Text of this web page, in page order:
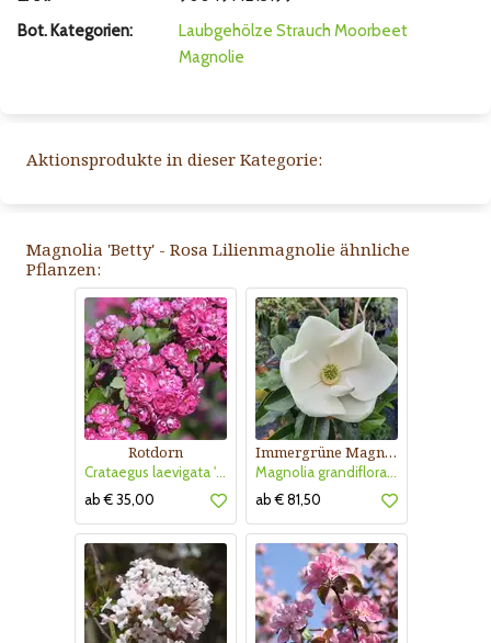
Bot. Kategorien:
Laubgehölze Strauch Moorbeet
Magnolie
Aktionsprodukte in dieser Kategorie:
Magnolia 'Betty' - Rosa Lilienmagnolie ähnliche
Pflanzen:
Rotdorn
Crataegus laevigata 'Pauls Scarlet'
ab € 35,00
Immergrüne Magnolie
Magnolia grandiflora 'Little Gem'
ab € 81,50